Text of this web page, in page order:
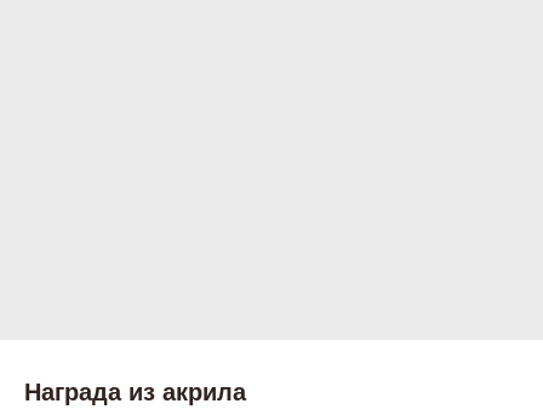
Награда из акрила